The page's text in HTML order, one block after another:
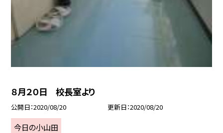
８月２０日 校長室より
公開日 2020/08/20 更新日 2020/08/20
今日の小山田